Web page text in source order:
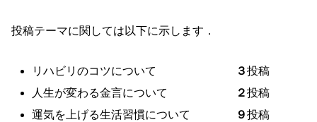
投稿テーマに関しては以下に示します．
リハビリのコツについて ３投稿
人生が変わる金言について
２投稿
運気を上げる生活習慣について
９投稿